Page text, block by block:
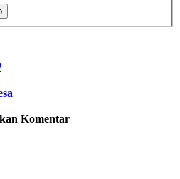
pada
Komentar